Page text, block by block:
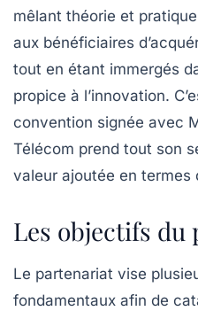
mêlant théorie et
aux bénéficiaires
tout en étant immergés
propice à l’innovation.
convention signée avec
Télécom prend tout son
valeur ajoutée en termes
Les objectifs du
Le partenariat vise
fondamentaux afin de